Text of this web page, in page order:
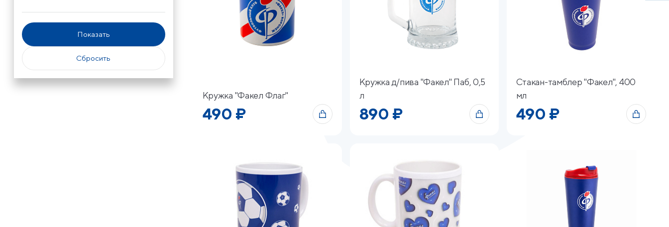
Кружка "Факел Флаг"
490 ₽
Кружка д/пива "Факел" Паб, 0,5
л
890 ₽
Стакан-тамблер "Факел", 400
мл
490 ₽